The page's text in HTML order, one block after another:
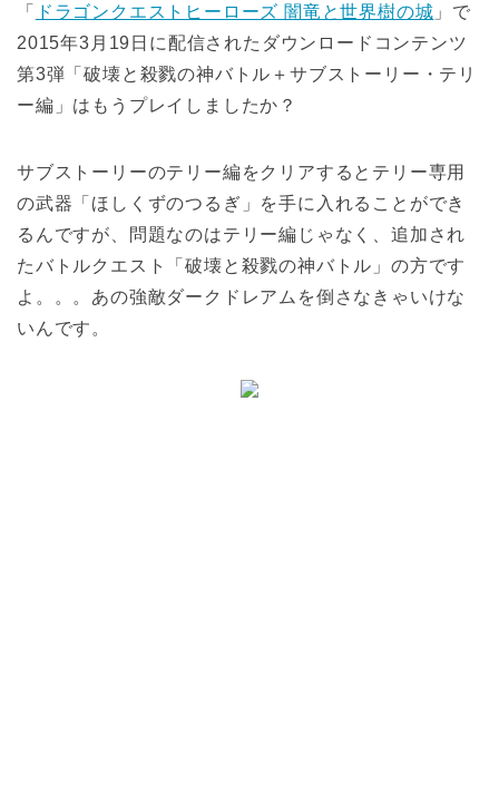
「 ドラゴンクエストヒーローズ 闇竜と世界樹の城 」で
2015年3月19日に配信されたダウンロードコンテンツ
第3弾「破壊と殺戮の神バトル＋サブストーリー・テリ
ー編」はもうプレイしましたか？
サブストーリーのテリー編をクリアするとテリー専用
の武器「ほしくずのつるぎ」を手に入れることができ
るんですが、問題なのはテリー編じゃなく、追加され
たバトルクエスト「破壊と殺戮の神バトル」の方です
よ。。。あの強敵ダークドレアムを倒さなきゃいけな
いんです。